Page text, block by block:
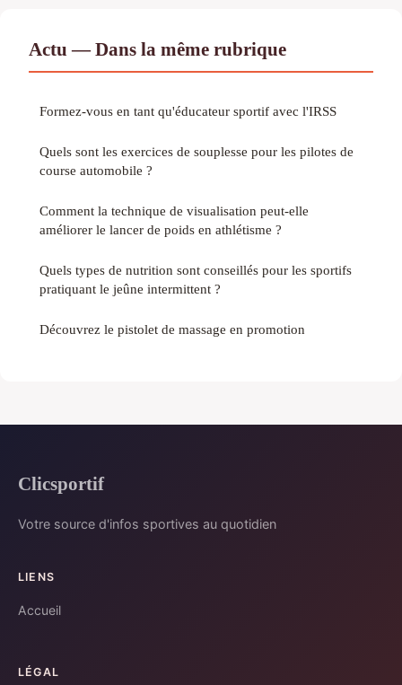
Actu — Dans la même rubrique
Formez-vous en tant qu'éducateur sportif avec l'IRSS
Quels sont les exercices de souplesse pour les pilotes de
course automobile ?
Comment la technique de visualisation peut-elle
améliorer le lancer de poids en athlétisme ?
Quels types de nutrition sont conseillés pour les sportifs
pratiquant le jeûne intermittent ?
Découvrez le pistolet de massage en promotion
Clicsportif
Votre source d'infos sportives au quotidien
LIENS
Accueil
LÉGAL